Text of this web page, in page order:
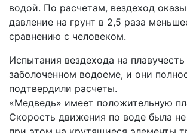
водой. По расчетам, вездеход
давление на грунт в 2,5 раза
сравнению с человеком.
Испытания вездехода на
заболоченном водоеме, и они
подтвердили расчеты.
«Медведь» имеет положительную
Скорость движения по воде была